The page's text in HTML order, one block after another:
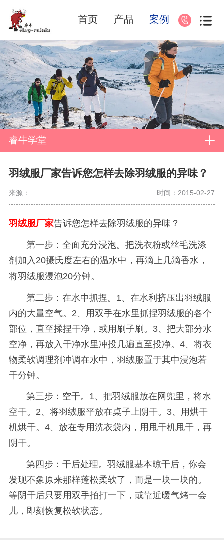
首页 产品 案例
睿牛学堂
羽绒服厂家告诉您怎样去除羽绒服的异味？
来源： 时间：2015-02-27
羽绒服厂家告诉您怎样去除羽绒服的异味？
第一步：全面充分浸泡。把洗衣粉或丝毛洗涤
剂加入20摄氏度左右的温水中，再滴上几滴香水，
将羽绒服浸泡20分钟。
第二步：在水中抓捏。1、在水利挤压出羽绒服
内的大量空气。2、用双手在水里抓捏羽绒服的各个
部位，直至揉捏干净，或用刷子刷。3、把大部分水
空净，再放入干净水里冲投几遍直至投净。4、将衣
物柔软调理剂冲调在水中，羽绒服置于其中浸泡若
干分钟。
第三步：空干。1、把羽绒服放在网兜里，将水
空干。2、将羽绒服平放在桌子上阴干。3、用烘干
机烘干。4、放在专用洗衣袋内，用甩干机甩干，再
阴干。
第四步：干后处理。羽绒服基本晾干后，你会
发现不象原来那样蓬松柔软了，而是一块一块的。
等阴干后只要用双手拍打一下，或靠近暖气烤一会
儿，即刻恢复松软状态。